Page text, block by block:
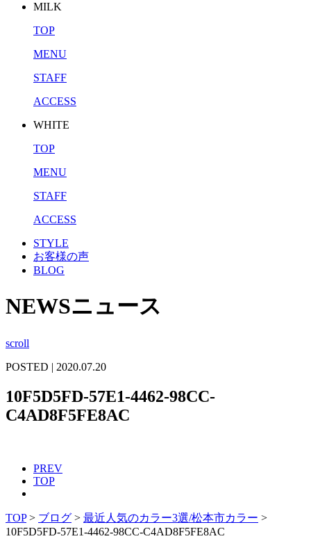
MILK
TOP
MENU
STAFF
ACCESS
WHITE
TOP
MENU
STAFF
ACCESS
STYLE
お客様の声
BLOG
NEWSニュース
scroll
POSTED | 2020.07.20
10F5D5FD-57E1-4462-98CC-
C4AD8F5FE8AC
PREV
TOP
TOP> ブログ > 最近人気のカラー3選/松本市カラー >
10F5D5FD-57E1-4462-98CC-C4AD8F5FE8AC